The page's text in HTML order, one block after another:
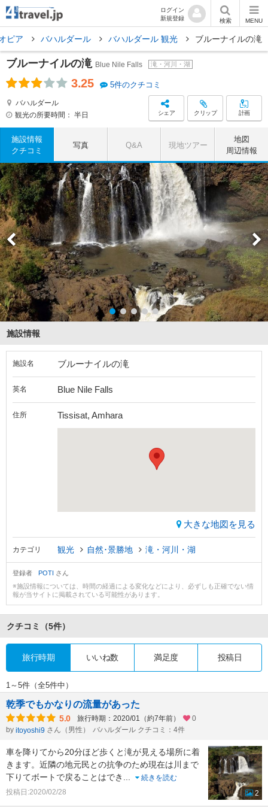
ログイン
新規登録
検索 MENU
ピア バハルダール バハルダール 観光 ブルーナイルの滝
ブルーナイルの滝 Blue Nile Falls 滝・河川・湖
3.25 5件のクチコミ
バハルダール
観光の所要時間： 半日 シェア クリップ 計画
施設情報
クチコミ
写真 Q&A 現地ツアー
地図
周辺情報
施設情報
施設名 ブルーナイルの滝
英名 Blue Nile Falls
住所 Tissisat, Amhara
大きな地図を見る
カテゴリ 観光 自然･景勝地 滝・河川・湖
登録者 POTI さん
※施設情報については、時間の経過による変化などにより、必ずしも正確でない情
報が当サイトに掲載されている可能性があります。
クチコミ （5件）
旅行時期 いいね数 満足度 投稿日
1～5件（全5件中）
乾季でもかなりの流量があった
5.0 旅行時期：2020/01（約7年前）
0
by itoyoshi9 さん（男性） バハルダール クチコミ：4件
車を降りてから20分ほど歩くと滝が見える場所に着
きます。近隣の地元民との抗争のため現在は川まで
下りてボートで戻ることはでき ...
続きを読む
投稿日:2020/02/28
2